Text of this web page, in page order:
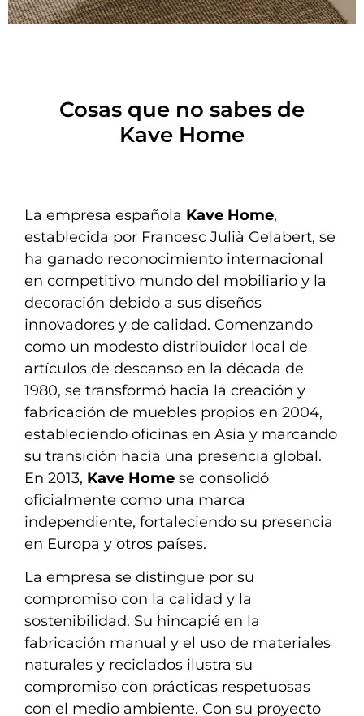
Cosas que no sabes de
Kave Home
La empresa española Kave Home,
establecida por Francesc Julià Gelabert, se
ha ganado reconocimiento internacional
en competitivo mundo del mobiliario y la
decoración debido a sus diseños
innovadores y de calidad. Comenzando
como un modesto distribuidor local de
artículos de descanso en la década de
1980, se transformó hacia la creación y
fabricación de muebles propios en 2004,
estableciendo oficinas en Asia y marcando
su transición hacia una presencia global.
En 2013, Kave Home se consolidó
oficialmente como una marca
independiente, fortaleciendo su presencia
en Europa y otros países.
La empresa se distingue por su
compromiso con la calidad y la
sostenibilidad. Su hincapié en la
fabricación manual y el uso de materiales
naturales y reciclados ilustra su
compromiso con prácticas respetuosas
con el medio ambiente. Con su proyecto